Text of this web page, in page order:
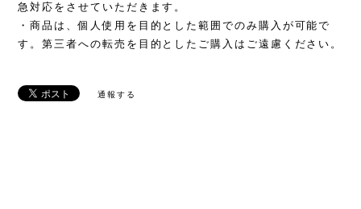
急対応をさせていただきます。
・商品は、個人使用を目的とした範囲でのみ購入が可能で
す。第三者への転売を目的としたご購入はご遠慮ください。
通報する